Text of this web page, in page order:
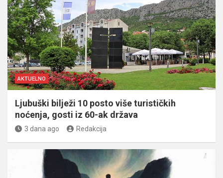
AKTUELNO
Ljubuški bilježi 10 posto više turističkih
noćenja, gosti iz 60-ak država
3 dana ago Redakcija